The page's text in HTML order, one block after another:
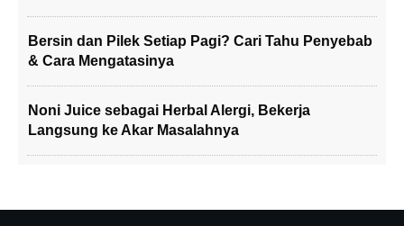
Bersin dan Pilek Setiap Pagi? Cari Tahu Penyebab
& Cara Mengatasinya
Noni Juice sebagai Herbal Alergi, Bekerja
Langsung ke Akar Masalahnya